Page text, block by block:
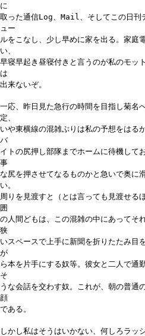
に
取った通信Log、Mail、そしてこの日刊
ュー
ルをこなし、少し早めに家を出る。家庭
い、
早寝早起き昼寝付きと言うのが私のモッ
は
出来ないぞ。
一応、昨日見た急行の時間を目指し菊名
定、
いや東横線の混雑ぶりは私の予想をはる
バ
イトの尻押し部隊までホームに待機して
事
な尻を押させてなるものかと急いで奥に
い。
周りを見渡すと（とは言っても見渡せ
囲
の人間どもは、この混雑の中にあってそ
狭
いスペースで上手に新聞を折りたたみ目
が
ら本を片手にする奴等。彼女と二人で通
そ
うな会話を交わす奴。これが、朝の普通
顔
である。
しかし私はそうはいかない、何しろラッ